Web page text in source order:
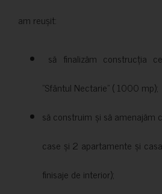
am reușit:
să finalizăm construcția
”Sfântul Nectarie” ( 1000 mp);
să construim și să amenajăm
case și 2 apartamente și
finisaje de interior);